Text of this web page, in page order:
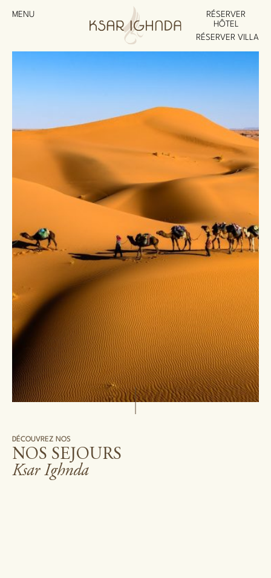
MENU
RÉSERVER
HÔTEL
RÉSERVER VILLA
DÉCOUVREZ NOS
NOS SEJOURS
Ksar Ighnda